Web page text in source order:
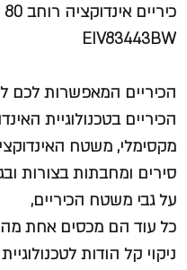
EIV83443BW
הכיריים המאפשרות לכם
הכיריים בטכנולוגיית
מקסימלי, משטח
סירים ומחבתות בצורות
על גבי משטח הכיריים,
כל עוד הם מכסים אחת
ניקוי קל הודות